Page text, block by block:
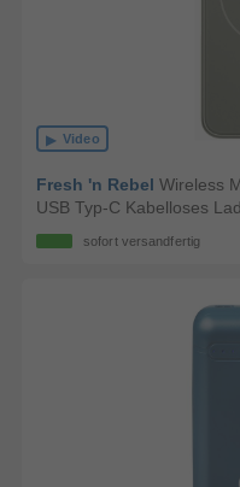
Video
Fresh 'n Rebel Wireless
USB Typ-C Kabelloses
sofort versandfertig